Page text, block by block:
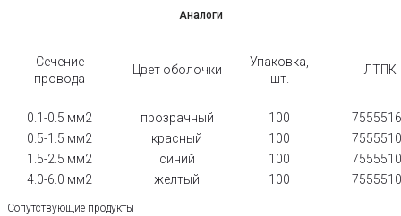
Аналоги
Сечение
провода
Цвет оболочки
Упаковка,
шт.
ЛТПК
0.1-0.5 мм2 прозрачный 100
0.5-1.5 мм2
красный 100
1.5-2.5 мм2
синий 100
4.0-6.0 мм2
желтый 100
Сопутствующие продукты